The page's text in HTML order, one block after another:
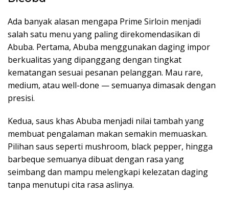
Ada banyak alasan mengapa Prime Sirloin menjadi
salah satu menu yang paling direkomendasikan di
Abuba. Pertama, Abuba menggunakan daging impor
berkualitas yang dipanggang dengan tingkat
kematangan sesuai pesanan pelanggan. Mau rare,
medium, atau well-done — semuanya dimasak dengan
presisi.
Kedua, saus khas Abuba menjadi nilai tambah yang
membuat pengalaman makan semakin memuaskan.
Pilihan saus seperti mushroom, black pepper, hingga
barbeque semuanya dibuat dengan rasa yang
seimbang dan mampu melengkapi kelezatan daging
tanpa menutupi cita rasa aslinya.